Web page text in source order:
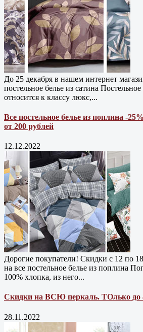
До 25 декабря в нашем интернет
постельное белье из сатина Постельное
относится к классу люкс,...
Все постельное белье из поплина -
от 200 рублей
12.12.2022
Дорогие покупатели! Скидки с 12 по
на все постельное белье из поплина
100% хлопка, из него...
Скидки на ВСЮ перкаль. ТОлько до
28.11.2022